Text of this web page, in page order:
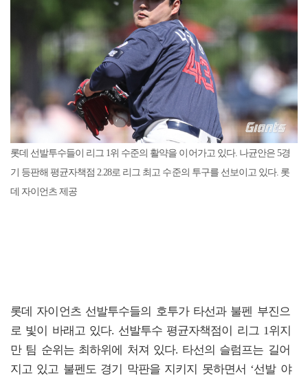
롯데 선발투수들이 리그 1위 수준의 활약을 이어가고 있다. 나균안은 5경
기 등판해 평균자책점 2.28로 리그 최고 수준의 투구를 선보이고 있다. 롯
데 자이언츠 제공
롯데 자이언츠 선발투수들의 호투가 타선과 불펜 부진으
로 빛이 바래고 있다. 선발투수 평균자책점이 리그 1위지
만 팀 순위는 최하위에 처져 있다. 타선의 슬럼프는 길어
지고 있고 불펜도 경기 막판을 지키지 못하면서 ‘선발 야